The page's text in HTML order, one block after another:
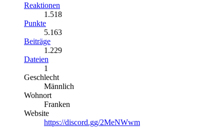
Reaktionen
1.518
Punkte
5.163
Beiträge
1.229
Dateien
1
Geschlecht
Männlich
Wohnort
Franken
Website
https://discord.gg/2MeNWwm